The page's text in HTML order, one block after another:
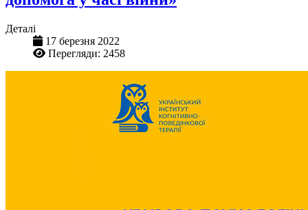
Деталі
17 березня 2022
Перегляди: 2458